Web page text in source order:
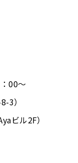
00～
3）
ル2F）